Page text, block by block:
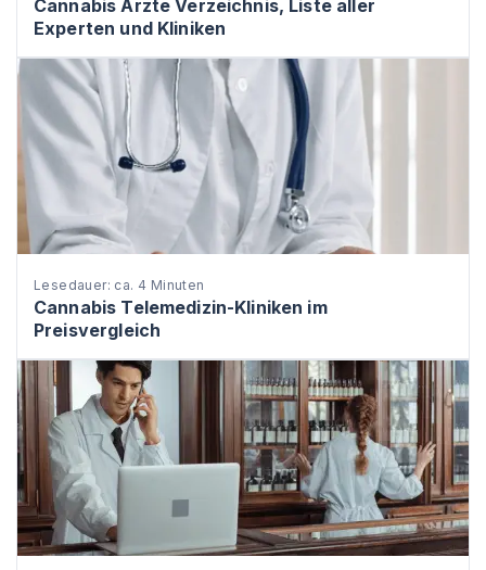
Cannabis Ärzte Verzeichnis, Liste aller
Experten und Kliniken
Lesedauer: ca. 4 Minuten
Cannabis Telemedizin-Kliniken im
Preisvergleich